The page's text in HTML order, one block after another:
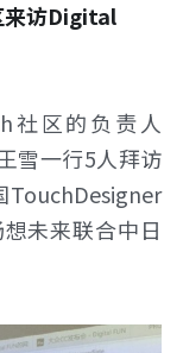
访Digital
社区的负责人
雪一行5人拜访
TouchDesigner
未来联合中日